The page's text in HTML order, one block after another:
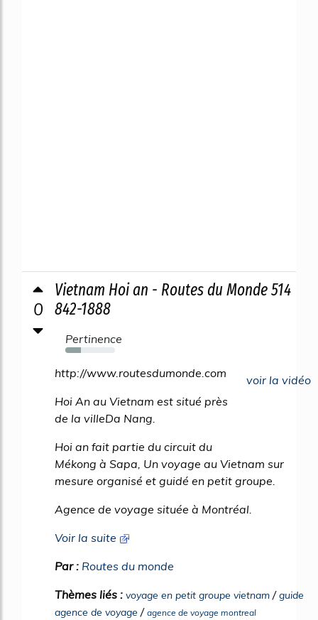
0
Vietnam Hoi an - Routes du Monde 514
842-1888
Pertinence
31%
voir la vidéo
http://www.routesdumonde.com
Hoi An au Vietnam est situé près
de la villeDa Nang.
Hoi an fait partie du circuit du
Mékong à Sapa, Un voyage au Vietnam sur
mesure organisé et guidé en petit groupe.
Agence de voyage située à Montréal.
Voir la suite
Par : Routes du monde
Thèmes liés : voyage en petit groupe vietnam /guide
agence de voyage / agence de voyage montreal